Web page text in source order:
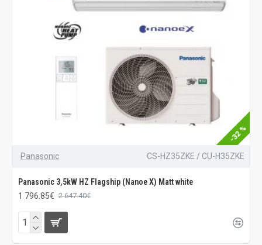
-32 %
Panasonic CS-HZ35ZKE / CU-H35ZKE
Panasonic 3,5kW HZ Flagship (Nanoe X) Matt white
1 796.85€ 2 647.40€